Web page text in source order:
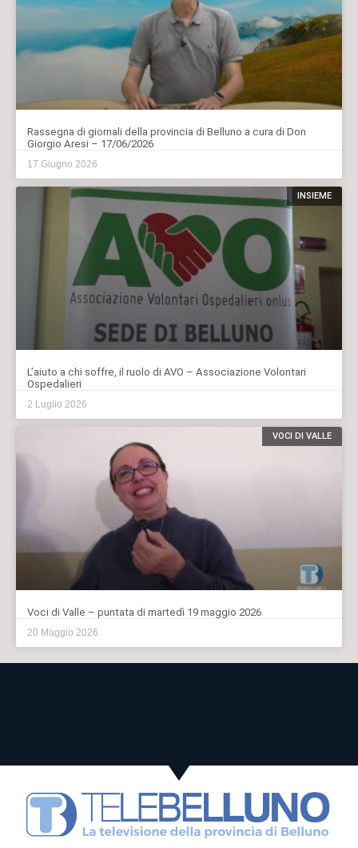
Rassegna di giornali della provincia di Belluno a cura di Don
Giorgio Aresi – 17/06/2026
17 Giugno 2026
INSIEME
L’aiuto a chi soffre, il ruolo di AVO – Associazione Volontari
Ospedalieri
2 Luglio 2026
VOCI DI VALLE
Voci di Valle – puntata di martedì 19 maggio 2026
20 Maggio 2026